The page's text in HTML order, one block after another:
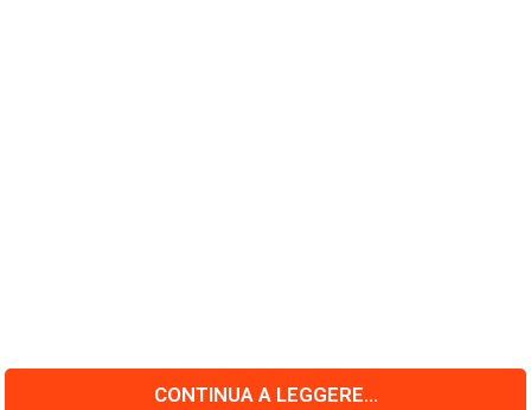
CONTINUA A LEGGERE...